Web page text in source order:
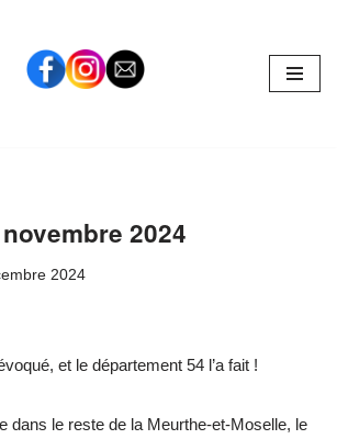
2024
2024
et le département 54 l’a fait !
dans le reste de la Meurthe-et-Moselle, le